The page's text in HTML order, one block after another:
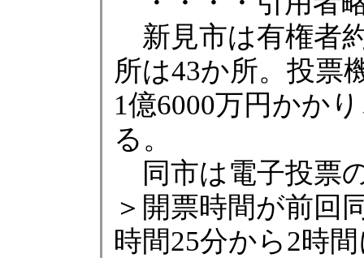
新見市は有権者
所は43か所。投票
1億6000万円かか
る。
同市は電子投票
＞開票時間が前回
時間25分から2時